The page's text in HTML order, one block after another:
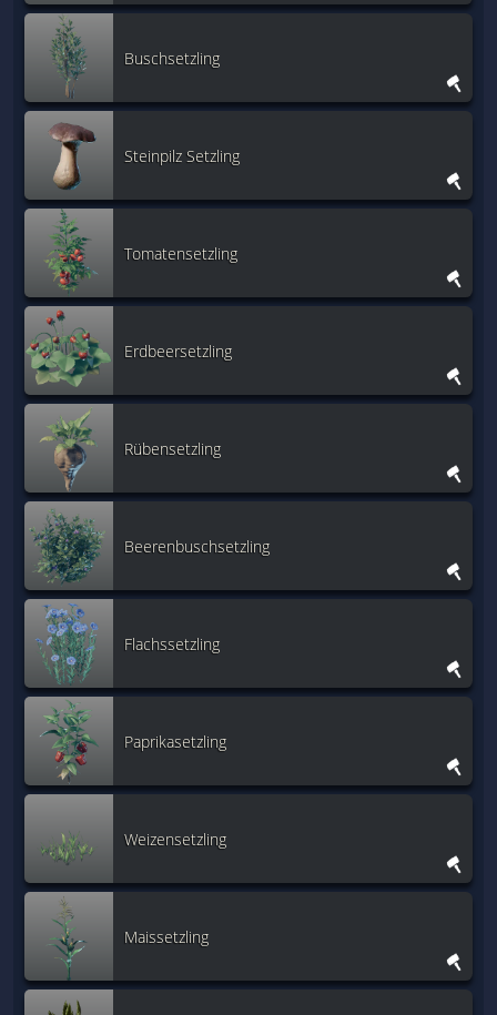
Buschsetzling
Steinpilz Setzling
Tomatensetzling
Erdbeersetzling
Rübensetzling
Beerenbuschsetzling
Flachssetzling
Paprikasetzling
Weizensetzling
Maissetzling